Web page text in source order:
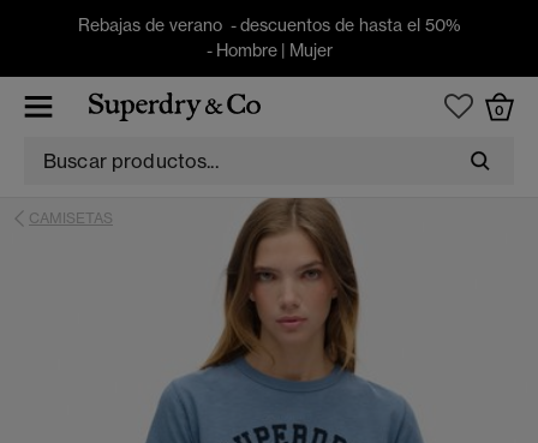
Rebajas de verano - descuentos de hasta el 50%
- Hombre| Mujer
0
CAMISETAS